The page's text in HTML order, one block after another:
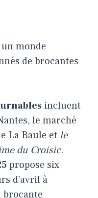
monde
de brocantes
incluent
le marché
La Baule et le
du Croisic.
propose six
d’avril à
brocante